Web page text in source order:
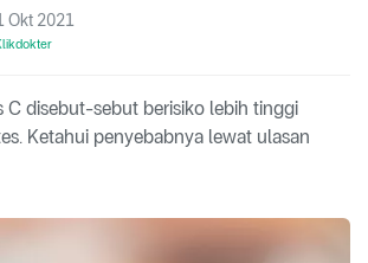
Okt 2021
C disebut-sebut berisiko lebih tinggi
Ketahui penyebabnya lewat ulasan